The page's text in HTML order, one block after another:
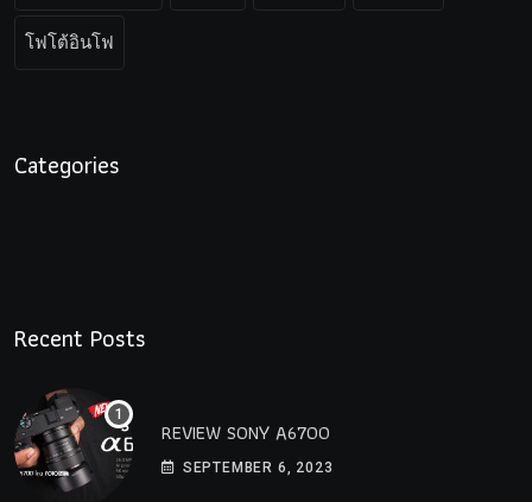
โฟโต้อินโฟ
Categories
Recent Posts
REVIEW SONY A6700
SEPTEMBER 6, 2023